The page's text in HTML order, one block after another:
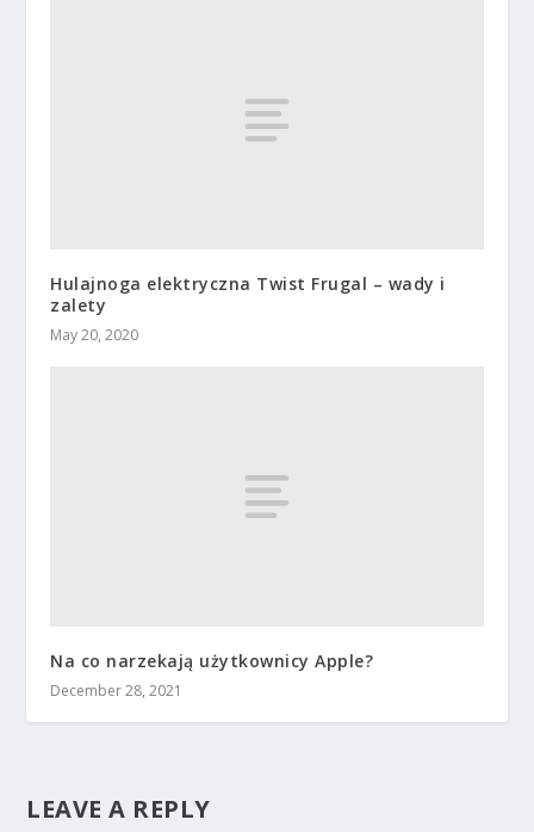
Hulajnoga elektryczna Twist Frugal – wady i
zalety
May 20, 2020
Na co narzekają użytkownicy Apple?
December 28, 2021
LEAVE A REPLY